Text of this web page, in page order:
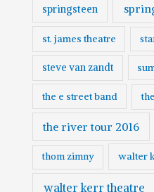
springsteen
st. james theatre
steve van zandt
the e street band
the river tour 2016
thom zimny walter
walter kerr theatre